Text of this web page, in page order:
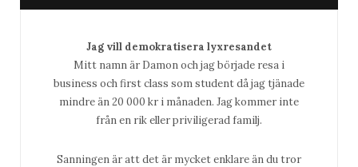
Jag vill demokratisera lyxresandet
Mitt namn är Damon och jag började resa i
business och first class som student då jag tjänade
mindre än 20 000 kr i månaden. Jag kommer inte
från en rik eller priviligerad familj.
Sanningen är att det är mycket enklare än du tror